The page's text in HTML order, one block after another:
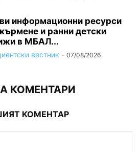
информационни ресурси
и ранни детски
в МБАЛ...
вестник - 07/08/2026
КОМЕНТАРИ
КОМЕНТАР